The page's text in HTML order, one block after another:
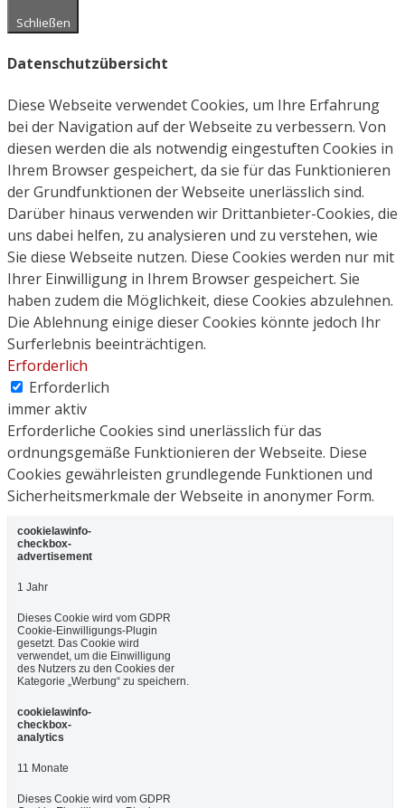
Schließen
Datenschutzübersicht
Diese Webseite verwendet Cookies, um Ihre Erfahrung
bei der Navigation auf der Webseite zu verbessern. Von
diesen werden die als notwendig eingestuften Cookies in
Ihrem Browser gespeichert, da sie für das Funktionieren
der Grundfunktionen der Webseite unerlässlich sind.
Darüber hinaus verwenden wir Drittanbieter-Cookies, die
uns dabei helfen, zu analysieren und zu verstehen, wie
Sie diese Webseite nutzen. Diese Cookies werden nur mit
Ihrer Einwilligung in Ihrem Browser gespeichert. Sie
haben zudem die Möglichkeit, diese Cookies abzulehnen.
Die Ablehnung einige dieser Cookies könnte jedoch Ihr
Surferlebnis beeinträchtigen.
Erforderlich
Erforderlich
immer aktiv
Erforderliche Cookies sind unerlässlich für das
ordnungsgemäße Funktionieren der Webseite. Diese
Cookies gewährleisten grundlegende Funktionen und
Sicherheitsmerkmale der Webseite in anonymer Form.
cookielawinfo-
checkbox-
advertisement
1 Jahr
Dieses Cookie wird vom GDPR
Cookie-Einwilligungs-Plugin
gesetzt. Das Cookie wird
verwendet, um die Einwilligung
des Nutzers zu den Cookies der
Kategorie „Werbung“ zu speichern.
cookielawinfo-
checkbox-
analytics
11 Monate
Dieses Cookie wird vom GDPR